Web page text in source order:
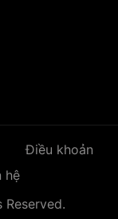
Điều khoản
hệ